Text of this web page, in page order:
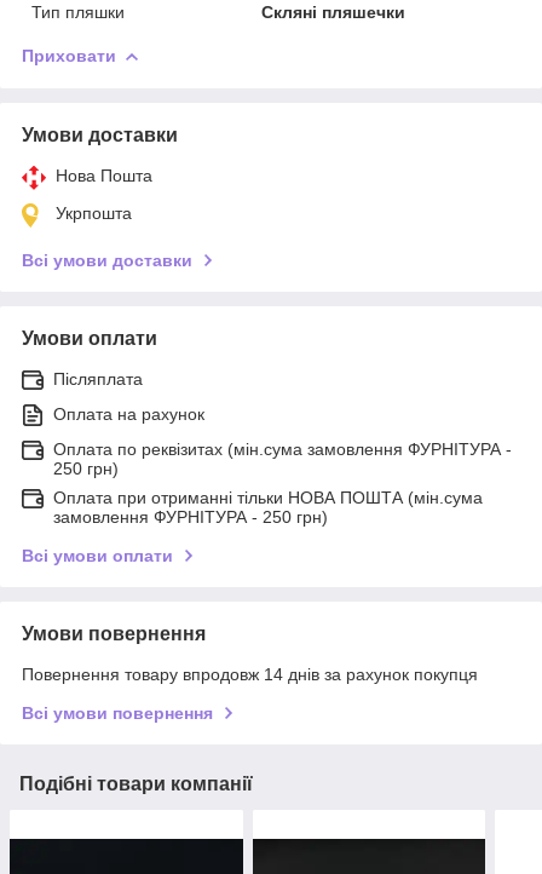
Тип пляшки
Скляні пляшечки
Приховати
Умови доставки
Нова Пошта
Укрпошта
Всі умови доставки
Умови оплати
Післяплата
Оплата на рахунок
Оплата по реквізитах (мін.сума замовлення ФУРНІТУРА -
250 грн)
Оплата при отриманні тільки НОВА ПОШТА (мін.сума
замовлення ФУРНІТУРА - 250 грн)
Всі умови оплати
Умови повернення
Повернення товару впродовж 14 днів за рахунок покупця
Всі умови повернення
Подібні товари компанії